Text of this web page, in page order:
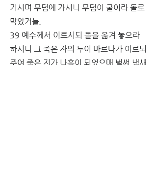
기시며 무덤에 가시니 무덤이 굴이라 돌로
막았거늘
39 예수께서 이르시되 돌을 옮겨 놓으라
하시니 그 죽은 자의 누이 마르다가 이르되
주여 죽은 지가 나흘이 되었으매 벌써 냄새